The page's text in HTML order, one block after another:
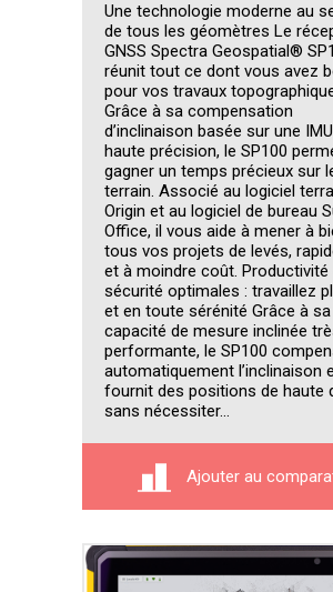
Une technologie moderne au
de tous les géomètres Le
GNSS Spectra Geospatial®
réunit tout ce dont vous avez
pour vos travaux
Grâce à sa compensation
d’inclinaison basée sur une
haute précision, le SP100
gagner un temps précieux sur
terrain. Associé au logiciel
Origin et au logiciel de bureau
Office, il vous aide à mener à
tous vos projets de levés,
et à moindre coût. Productivité
sécurité optimales : travaillez
et en toute sérénité Grâce à sa
capacité de mesure inclinée
performante, le SP100
automatiquement l’inclinaison
fournit des positions de haute
sans nécessiter...
Ajouter au